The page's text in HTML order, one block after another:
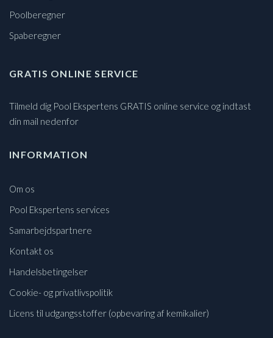
Poolberegner
Spaberegner
GRATIS ONLINE SERVICE
Tilmeld dig Pool Ekspertens GRATIS online service og indtast
din mail nedenfor
INFORMATION
Om os
Pool Ekspertens services
Samarbejdspartnere
Kontakt os
Handelsbetingelser
Cookie- og privatlivspolitik
Licens til udgangsstoffer (opbevaring af kemikalier)